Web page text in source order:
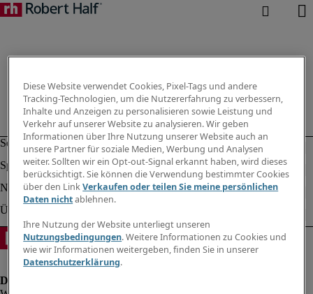
Diese Website verwendet Cookies, Pixel-Tags und andere
Tracking-Technologien, um die Nutzererfahrung zu verbessern,
Inhalte und Anzeigen zu personalisieren sowie Leistung und
Verkehr auf unserer Website zu analysieren. Wir geben
Informationen über Ihre Nutzung unserer Website auch an
unsere Partner für soziale Medien, Werbung und Analysen
weiter. Sollten wir ein Opt-out-Signal erkannt haben, wird dieses
berücksichtigt. Sie können die Verwendung bestimmter Cookies
über den LinkVerkaufen oder teilen Sie meine persönlichen
Daten nichtablehnen.
Ihre Nutzung der Website unterliegt unseren
Nutzungsbedingungen. Weitere Informationen zu Cookies und
wie wir Informationen weitergeben, finden Sie in unserer
Datenschutzerklärung.